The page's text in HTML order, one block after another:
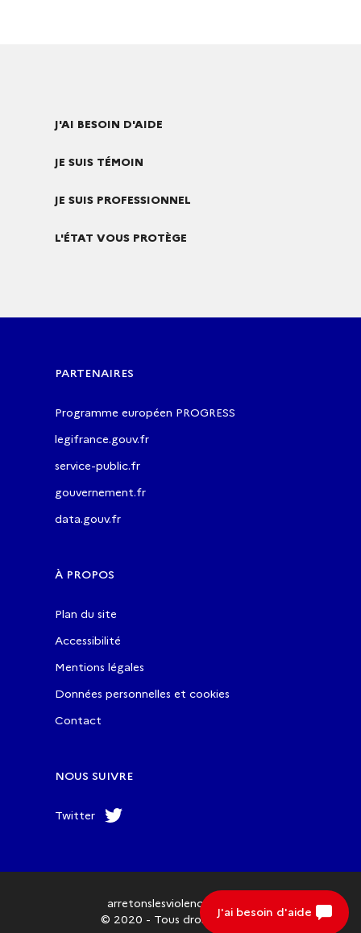
J'AI BESOIN D'AIDE
JE SUIS TÉMOIN
JE SUIS PROFESSIONNEL
L'ÉTAT VOUS PROTÈGE
PARTENAIRES
Programme européen PROGRESS
legifrance.gouv.fr
service-public.fr
gouvernement.fr
data.gouv.fr
À PROPOS
Plan du site
Accessibilité
Mentions légales
Données personnelles et cookies
Contact
NOUS SUIVRE
Twitter
arretonslesviolences.gouv.fr
© 2020 - Tous droits réservésJ'ai besoin d'aide